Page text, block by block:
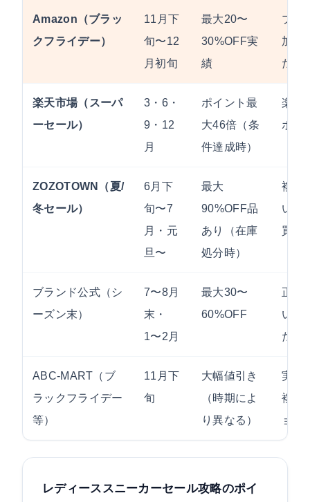
Amazon（ブラッ
クフライデー）
11月下
旬〜12
月初旬
最大20〜
30%OFF実
績
プラ
加可
たい
楽天市場（スーパ
ーセール）
3・6・
9・12
月
ポイント最
大46倍（条
件達成時）
楽天
ポイ
ZOZOTOWN（夏/
冬セール）
6月下
旬〜7
月・元
旦〜
最大
90%OFF品
あり（在庫
処分時）
複数
い /
買い
ブランド公式（シ
ーズン末）
7〜8月
末・
1〜2月
最大30〜
60%OFF
正規
い /
だわ
ABC-MART（ブ
ラックフライデー
等）
11月下
旬
大幅値引き
（時期によ
り異なる）
実店
複数
ョッ
レディーススニーカーセール攻略のポイ